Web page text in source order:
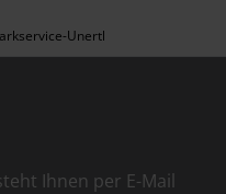
Unertl
Ihnen per E-Mail